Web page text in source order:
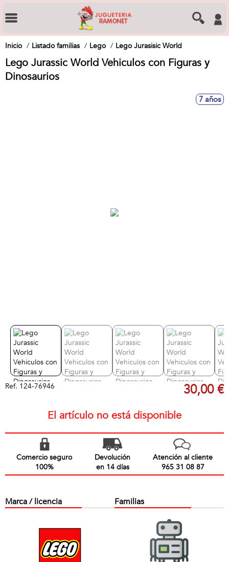
Inicio Listado familias Lego Lego Jurasisic World
Lego Jurassic World Vehiculos con Figuras y
Dinosaurios
7 años
Ref. 124-76946 30,00 €
El artículo no está disponible
Comercio seguro
100%
Devolución
en 14 días
Atención al cliente
965 31 08 87
Marca / licencia Familias